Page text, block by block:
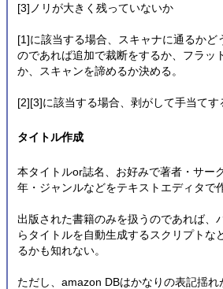
[3]ノリが大きく残っていないか
[1]に該当する場合、スキャナに通るかど
のであれば追加で裁断をするか、フラッ
か、スキャンを諦めるか決める。
[2][3]に該当する場合、剥がして手当てす
タイトル作成
本タイトルor誌名、お好みで著者・サー
年・ジャンルなどをテキストエディタで
出版された書籍のみを扱うのであれば、
らタイトルを自動生成するスクリプトな
るかも知れない。
ただし、amazon DBはかなりの表記揺